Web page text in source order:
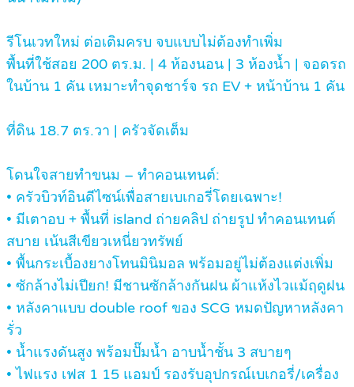
รีโนเวทใหม่ ต่อเติมครบ จบแบบไม่ต้องทำเพิ่ม
พื้นที่ใช้สอย 200 ตร.ม. | 4 ห้องนอน | 3 ห้องน้ำ | จอดรถ
ในบ้าน 1 คัน เหมาะทำจุดชาร์จ รถ EV + หน้าบ้าน 1 คัน
ที่ดิน 18.7 ตร.วา | ครัวจัดเต็ม
โดนใจสายทำขนม – ทำคอนเทนต์:
• ครัวบิวท์อินดีไซน์เพื่อสายเบเกอรี่โดยเฉพาะ!
• มีเตาอบ + พื้นที่ island ถ่ายคลิป ถ่ายรูป ทำคอนเทนต์
สบาย เน้นสีเขียวเหนี่ยวทรัพย์
• พื้นกระเบื้องยางโทนมินิมอล พร้อมอยู่ไม่ต้องแต่งเพิ่ม
• ซักล้างไม่เปียก! มีชานซักล้างกันฝน ผ้าแห้งไวแม้ฤดูฝน
• หลังคาแบบ double roof ของ SCG หมดปัญหาหลังคา
รั่ว
• น้ำแรงดันสูง พร้อมปั๊มน้ำ อาบน้ำชั้น 3 สบายๆ
• ไฟแรง เฟส 1 15 แอมป์ รองรับอุปกรณ์เบเกอรี่/เครื่อง